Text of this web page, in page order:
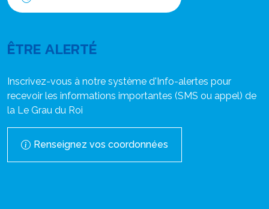
ÊTRE ALERTÉ
Inscrivez-vous à notre système d'Info-alertes pour
recevoir les informations importantes (SMS ou appel) de
la Le Grau du Roi
Renseignez vos coordonnées